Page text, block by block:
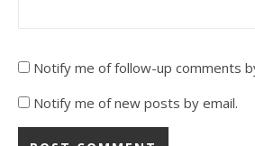
Notify me of follow-up comments
Notify me of new posts by email.